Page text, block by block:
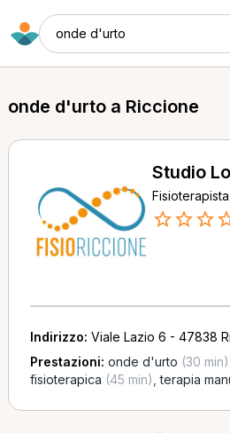
onde d'urto
onde d'urto a Riccione
Studio
Fisioterapista
Indirizzo: Viale Lazio 6 - 47838
Prestazioni: onde d'urto (30 min)
fisioterapica (45 min) ,terapia